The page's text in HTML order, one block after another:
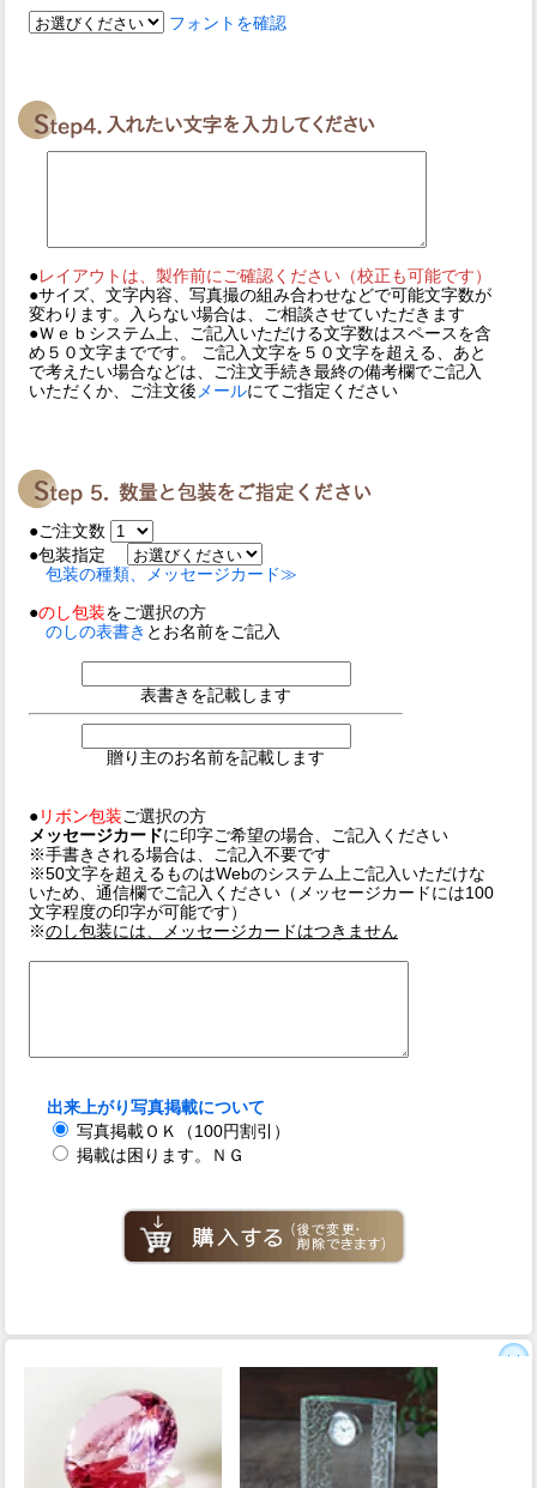
フォントを確認
●レイアウトは、製作前にご確認ください（校正も可能です）
●サイズ、文字内容、写真撮の組み合わせなどで可能文字数が
変わります。入らない場合は、ご相談させていただきます
●Ｗｅｂシステム上、ご記入いただける文字数はスペースを含
め５０文字までです。 ご記入文字を５０文字を超える、あと
で考えたい場合などは、ご注文手続き最終の備考欄でご記入
いただくか、ご注文後 メールにてご指定ください
●ご注文数
●包装指定
包装の種類、メッセージカード≫
●のし包装をご選択の方
のしの表書き とお名前をご記入
表書きを記載します
贈り主のお名前を記載します
● リボン包装 ご選択の方
メッセージカードに印字ご希望の場合、ご記入ください
※手書きされる場合は、ご記入不要です
※50文字を超えるものはWebのシステム上ご記入いただけな
いため、通信欄でご記入ください（メッセージカードには100
文字程度の印字が可能です）
※のし包装には、メッセージカードはつきません
出来上がり写真掲載について
写真掲載ＯＫ（100円割引）
掲載は困ります。ＮＧ